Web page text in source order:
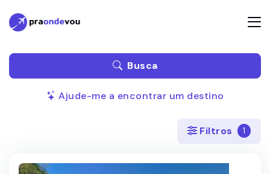
Busca
Ajude-me a encontrar um destino
Filtros 1